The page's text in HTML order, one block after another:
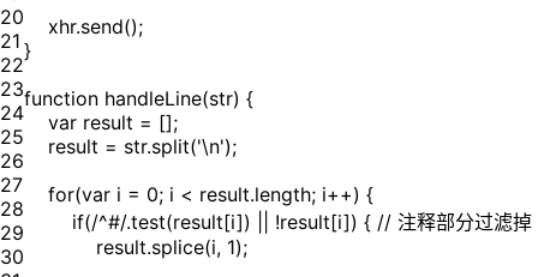
20
21
22
23
24
25
26
27
28
29
30
xhr.send();
}
function handleLine(str) {
var result = [];
result = str.split('\n');
for(var i = 0; i < result.length; i++) {
if(/^#/.test(result[i]) || !result[i]) { // 注释部分过滤掉
result.splice(i, 1);